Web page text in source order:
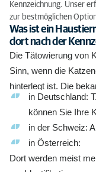
Kennzeichnung. Unser
zur bestmöglichen
Was ist ein
dort nach der
Die Tätowierung von
Sinn, wenn die
hinterlegt ist. Die
in Deutschland:
können Sie Ihre
in der Schweiz:
in Österreich:
Dort werden meist